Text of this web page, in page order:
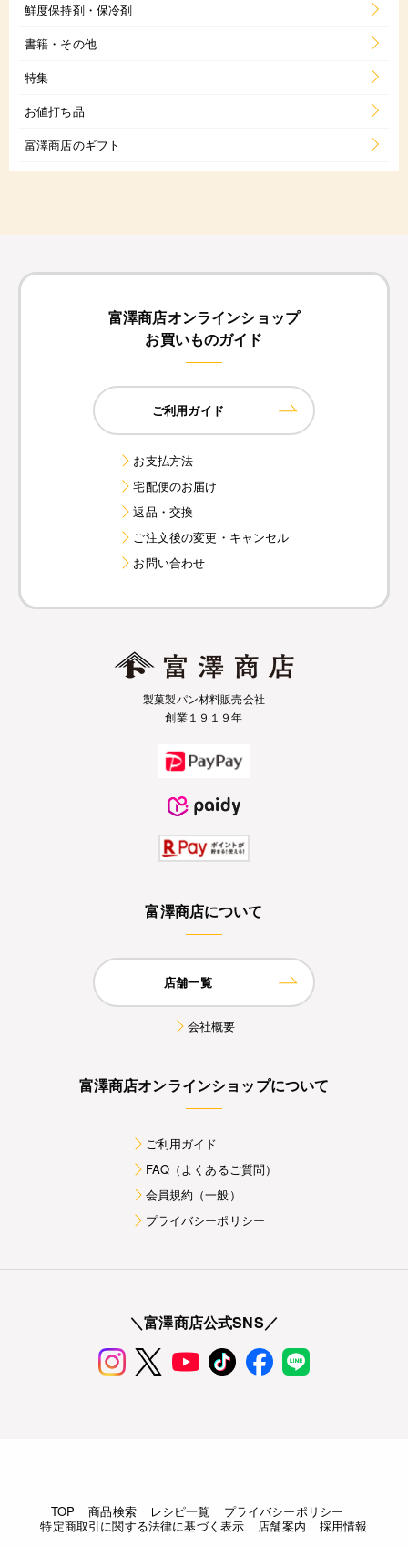
鮮度保持剤・保冷剤
書籍・その他
特集
お値打ち品
富澤商店のギフト
富澤商店オンラインショップ
お買いものガイド
ご利用ガイド
お支払方法
宅配便のお届け
返品・交換
ご注文後の変更・キャンセル
お問い合わせ
製菓製パン材料販売会社
創業１９１９年
富澤商店について
店舗一覧
会社概要
富澤商店オンラインショップについて
ご利用ガイド
FAQ（よくあるご質問）
会員規約（一般）
プライバシーポリシー
＼富澤商店公式SNS／
TOP 商品検索 レシピ一覧
プライバシーポリシー
特定商取引に関する法律に基づく表示
店舗案内 採用情報